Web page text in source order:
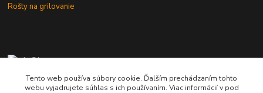
Rošty na grilovanie
+421 902 212 007
od 8:00 - do 16:00 hod
Tento web používa súbory cookie. Ďalším prechádzaním tohto
webu vyjadrujete súhlas s ich používaním. Viac informácií v pod